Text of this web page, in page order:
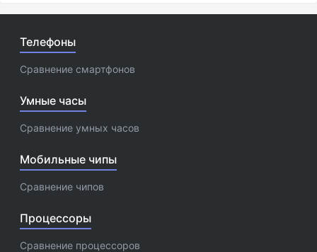
Телефоны
Сравнение смартфонов
Умные часы
Сравнение умных часов
Мобильные чипы
Сравнение чипов
Процессоры
Сравнение процессоров